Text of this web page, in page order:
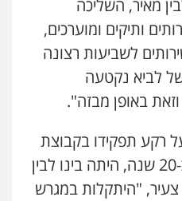
מאיר, השליכה
ותיקים ומוערכים,
לשביעות רצונה
לביא נקטעה
רקע תפקידו בקבוצת
עירוני רמת השרון לפני כ-20 שנה, היתה בינו לבין
"היתקלות במגרש